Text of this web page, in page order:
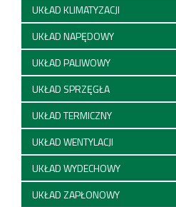
UKŁAD KLIMATYZACJI
UKŁAD NAPĘDOWY
UKŁAD PALIWOWY
UKŁAD SPRZĘGŁA
UKŁAD TERMICZNY
UKŁAD WENTYLACJI
UKŁAD WYDECHOWY
UKŁAD ZAPŁONOWY